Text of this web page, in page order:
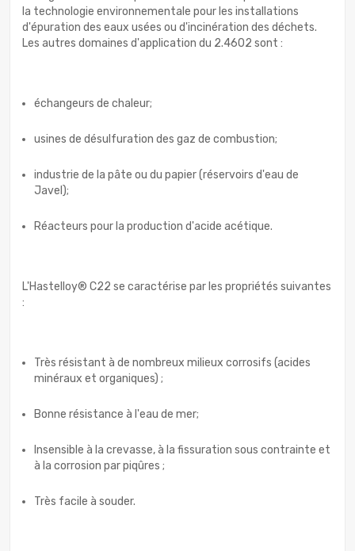
la technologie environnementale pour les installations
d'épuration des eaux usées ou d'incinération des déchets.
Les autres domaines d'application du 2.4602 sont :
échangeurs de chaleur;
usines de désulfuration des gaz de combustion;
industrie de la pâte ou du papier (réservoirs d'eau de
Javel);
Réacteurs pour la production d'acide acétique.
L'Hastelloy® C22 se caractérise par les propriétés suivantes
:
Très résistant à de nombreux milieux corrosifs (acides
minéraux et organiques) ;
Bonne résistance à l'eau de mer;
Insensible à la crevasse, à la fissuration sous contrainte et
à la corrosion par piqûres ;
Très facile à souder.